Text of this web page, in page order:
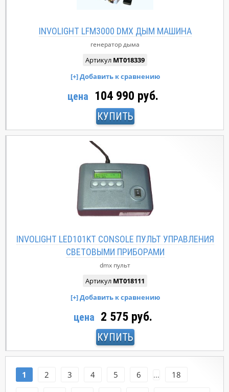
INVOLIGHT LFM3000 DMX ДЫМ МАШИНА
генератор дыма
Артикул MT018339
цена 104 990 руб.
КУПИТЬ
INVOLIGHT LED101KT CONSOLE ПУЛЬТ УПРАВЛЕНИЯ
СВЕТОВЫМИ ПРИБОРАМИ
dmx пульт
Артикул MT018111
цена 2 575 руб.
КУПИТЬ
1 2 3 4 5 6 ...
18